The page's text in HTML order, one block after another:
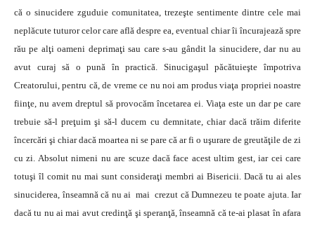
că o sinucidere zguduie comunitatea, trezeşte sentimente dintre cele mai
neplăcute tuturor celor care află despre ea, eventual chiar îi încurajează spre
rău pe alţi oameni deprimaţi sau care s-au gândit la sinucidere, dar nu au
avut curaj să o pună în practică. Sinucigaşul păcătuieşte împotriva
Creatorului, pentru că, de vreme ce nu noi am produs viaţa propriei noastre
fiinţe, nu avem dreptul să provocăm încetarea ei. Viaţa este un dar pe care
trebuie să-l preţuim şi să-l ducem cu demnitate, chiar dacă trăim diferite
încercări şi chiar dacă moartea ni se pare că ar fi o uşurare de greutăţile de zi
cu zi. Absolut nimeni nu are scuze dacă face acest ultim gest, iar cei care
totuşi îl comit nu mai sunt consideraţi membri ai Bisericii. Dacă tu ai ales
sinuciderea, înseamnă că nu ai mai crezut că Dumnezeu te poate ajuta. Iar
dacă tu nu ai mai avut credinţă şi speranţă, înseamnă că te-ai plasat în afara